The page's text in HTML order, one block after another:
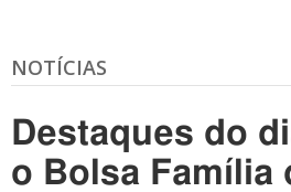
NOTÍCIAS
Destaques do
o Bolsa Família